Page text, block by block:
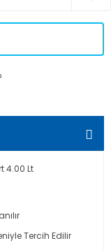
4.00 Lt
Tercih Edilir